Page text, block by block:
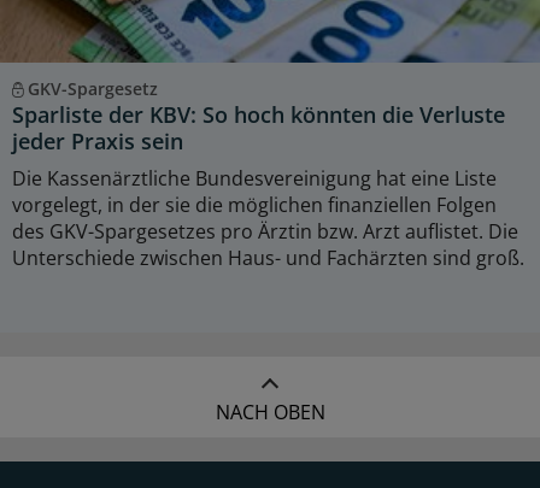
GKV-Spargesetz
Sparliste der KBV: So hoch könnten die Verluste
jeder Praxis sein
Die Kassenärztliche Bundesvereinigung hat eine Liste
vorgelegt, in der sie die möglichen finanziellen Folgen
des GKV-Spargesetzes pro Ärztin bzw. Arzt auflistet. Die
Unterschiede zwischen Haus- und Fachärzten sind groß.
NACH OBEN